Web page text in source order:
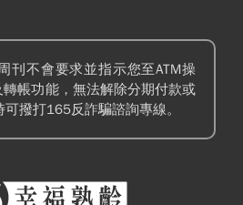
刊不會要求並指示您至ATM操
轉帳功能，無法解除分期付款或
撥打165反詐騙諮詢專線。